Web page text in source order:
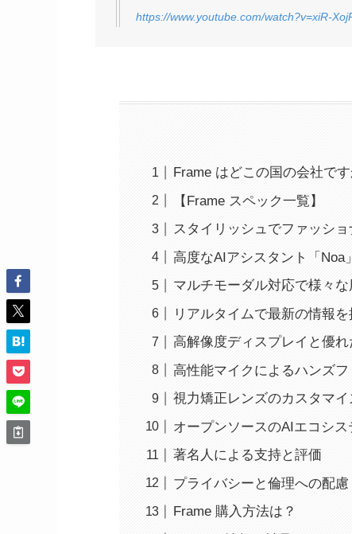
https://www.youtube.com/watch?v=xiR-
Frame はどこの国の会社です
【Frame スペック一覧】
スタイリッシュでファッシ
高度なAIアシスタント「Noa
マルチモーダル対応で様々な
リアルタイムで最新の情報
高解像度ディスプレイと優れ
高性能マイクによるハンズ
視力矯正レンズのカスタマ
オープンソースのAIエコシス
著名人による支持と評価
プライバシーと倫理への配慮
Frame 購入方法は？